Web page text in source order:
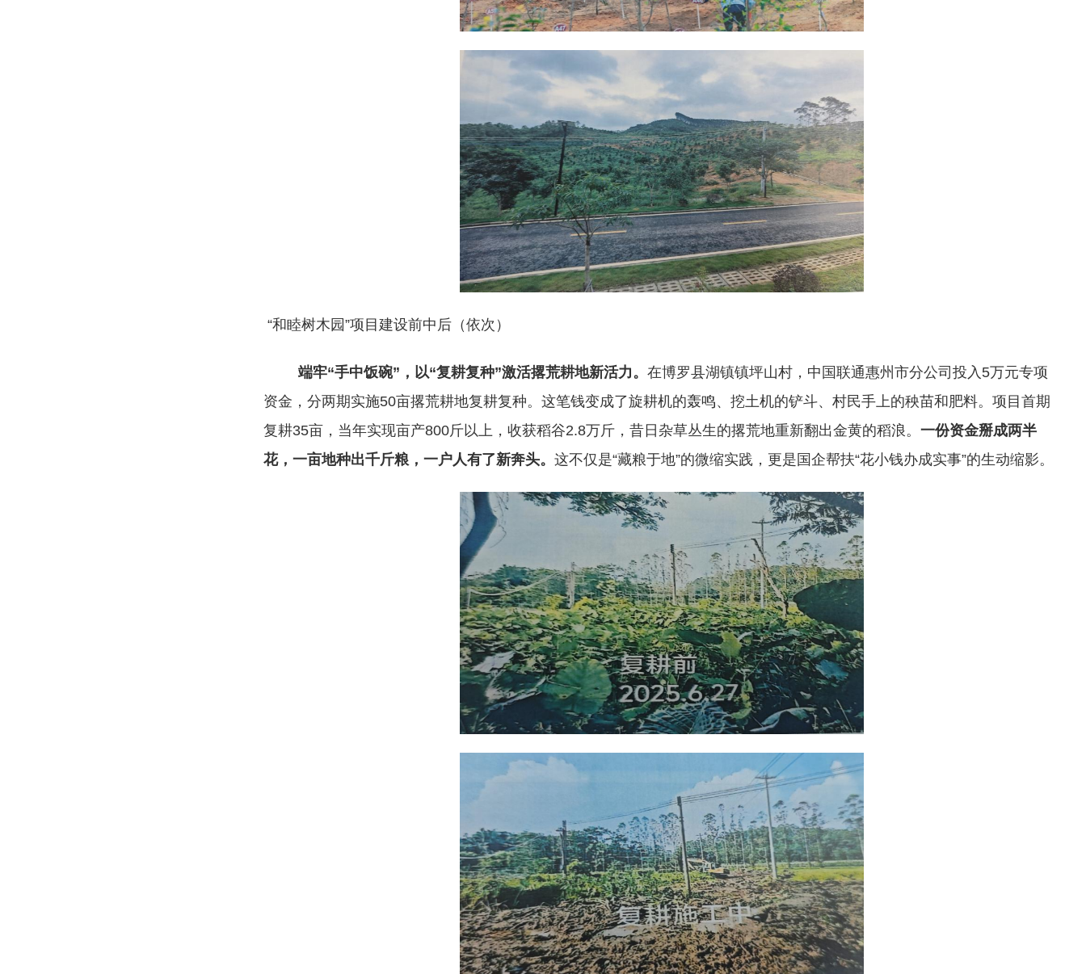
“和睦树木园”项目建设前中后（依次）
端牢“手中饭碗”，以“复耕复种”激活撂荒耕地新活力。在博罗县湖镇镇坪山村，中国联通惠州市分公司投入5万元专项
资金，分两期实施50亩撂荒耕地复耕复种。这笔钱变成了旋耕机的轰鸣、挖土机的铲斗、村民手上的秧苗和肥料。项目首期
复耕35亩，当年实现亩产800斤以上，收获稻谷2.8万斤，昔日杂草丛生的撂荒地重新翻出金黄的稻浪。一份资金掰成两半
花，一亩地种出千斤粮，一户人有了新奔头。这不仅是“藏粮于地”的微缩实践，更是国企帮扶“花小钱办成实事”的生动缩影。